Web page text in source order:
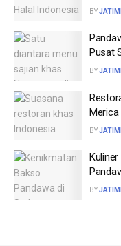
BY
Pusat
BY
Merica
BY
BY